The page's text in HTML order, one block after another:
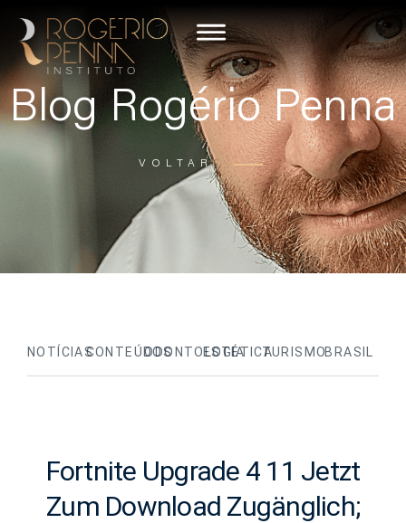
Blog Rogério Penna
VOLTAR
NOTÍCIASCONTEÚDOSODONTOLOGIA
ESTÉTICATURISMOBRASIL
Fortnite Upgrade 4 11 Jetzt
Zum Download Zugänglich;